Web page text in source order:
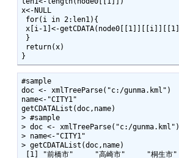
x<-NULL
}
#sample
doc <- xmlTreeParse("c:/gunma.kml")
name<-"CITY1"
getCDATAList(doc,name)
> #sample
> doc <- xmlTreeParse("c:/gunma.kml")
> name<-"CITY1"
> getCDATAList(doc,name)